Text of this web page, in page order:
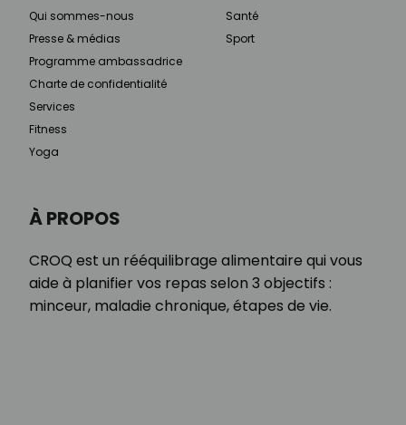
À PROPOS
CROQ est un rééquilibrage alimentaire qui vous
aide à planifier vos repas selon 3 objectifs :
minceur, maladie chronique, étapes de vie.
Qui sommes-nous
Presse & médias
Programme ambassadrice
Charte de confidentialité
Services
Fitness
Yoga
Santé
Sport